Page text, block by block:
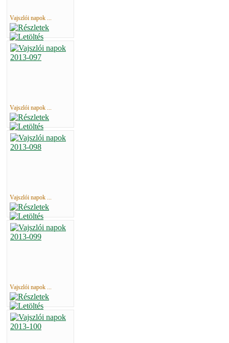
Vajszlói napok ...
Vajszlói napok ...
Vajszlói napok ...
Vajszlói napok ...